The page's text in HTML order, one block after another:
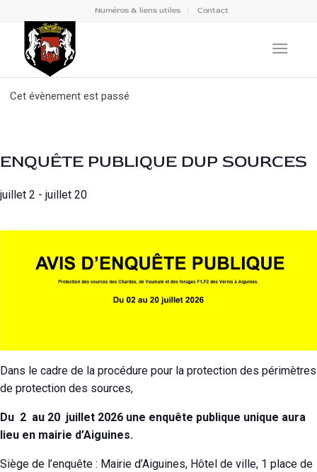
Numéros & liens utiles Contact
Cet évènement est passé
ENQUÊTE PUBLIQUE DUP SOURCES
juillet 2 - juillet 20
Dans le cadre de la procédure pour la protection des périmètres
de protection des sources,
Du 2 au 20 juillet 2026 une enquête publique unique aura
lieu en mairie d’Aiguines.
Siège de l’enquête : Mairie d’Aiguines, Hôtel de ville, 1 place de